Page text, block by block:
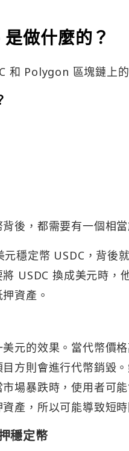
做什麼的？
和 Polygon 區塊鏈上的
後，都需要有一個相
穩定幣 USDC，背後
USDC 換成美元時，
資產。
元的效果。當代幣價
方則會進行代幣銷毀
場暴跌時，使用者可
產，所以可能導致短
穩定幣